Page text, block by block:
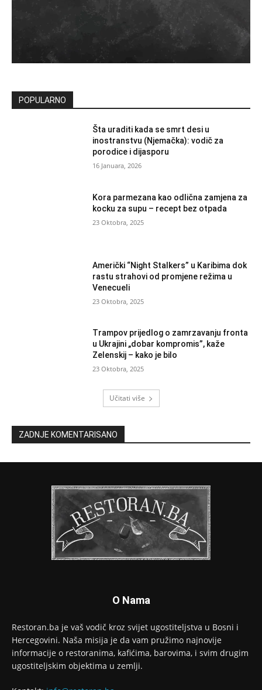
POPULARNO
Šta uraditi kada se smrt desi u
inostranstvu (Njemačka): vodič za
porodice i dijasporu
16 Januara, 2026
Kora parmezana kao odlična zamjena za
kocku za supu – recept bez otpada
23 Oktobra, 2025
Američki “Night Stalkers” u Karibima dok
rastu strahovi od promjene režima u
Venecueli
23 Oktobra, 2025
Trampov prijedlog o zamrzavanju fronta
u Ukrajini „dobar kompromis”, kaže
Zelenskij – kako je bilo
23 Oktobra, 2025
Učitati više
ZADNJE KOMENTARISANO
O Nama
Restoran.ba je vaš vodič kroz svijet ugostiteljstva u Bosni i
Hercegovini. Naša misija je da vam pružimo najnovije
informacije o restoranima, kafićima, barovima, i svim drugim
ugostiteljskim objektima u zemlji.